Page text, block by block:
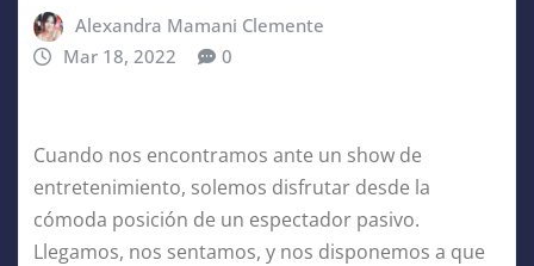
Alexandra Mamani Clemente
Mar 18, 2022
0
Cuando nos encontramos ante un show de
entretenimiento, solemos disfrutar desde la
cómoda posición de un espectador pasivo.
Llegamos, nos sentamos, y nos disponemos a que